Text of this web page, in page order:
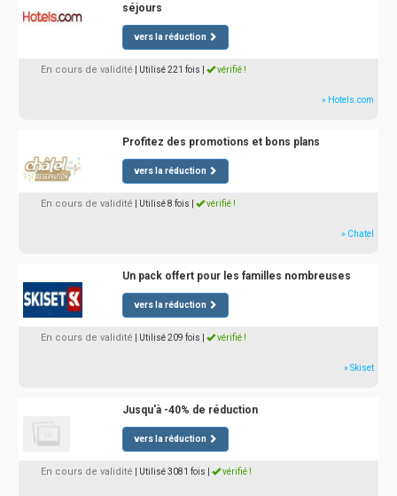
séjours
vers la réduction
En cours de validité | Utilisé 221 fois vérifié !
» Hotels.com
Profitez des promotions et bons plans
vers la réduction
En cours de validité | Utilisé 8 fois vérifié !
» Chatel
Un pack offert pour les familles nombreuses
vers la réduction
En cours de validité | Utilisé 209 fois vérifié !
» Skiset
Jusqu'à -40% de réduction
vers la réduction
En cours de validité | Utilisé 3081 fois vérifié !